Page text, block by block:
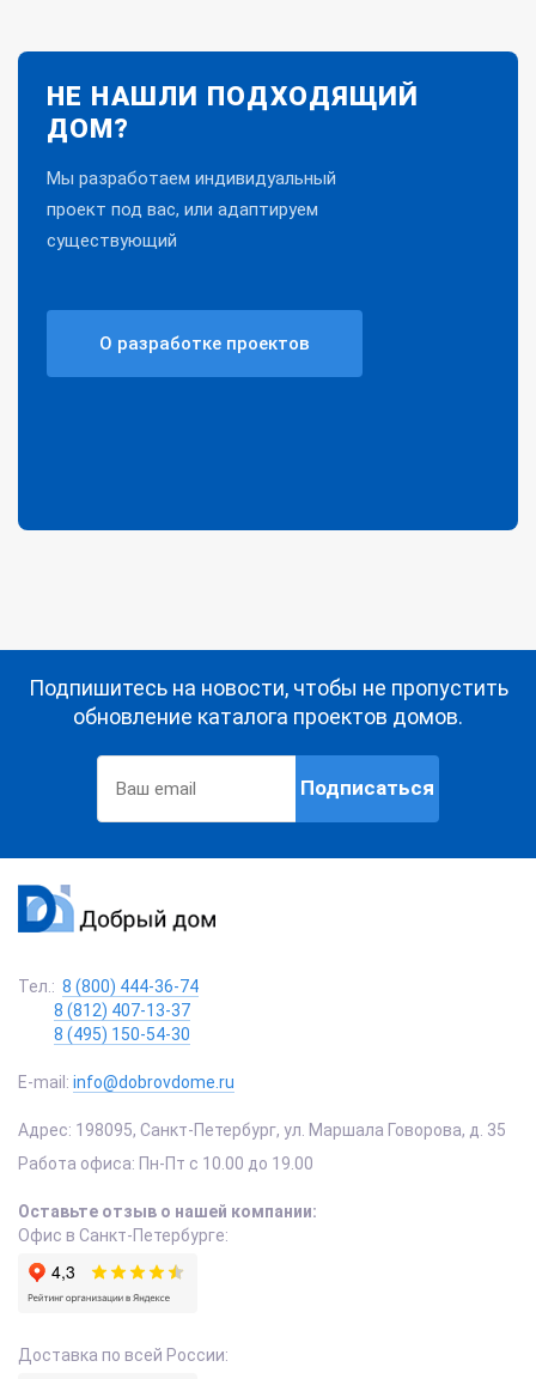
НЕ НАШЛИ ПОДХОДЯЩИЙ
ДОМ?
Мы разработаем индивидуальный
проект под вас, или адаптируем
существующий
О разработке проектов
Подпишитесь на новости, чтобы не пропустить
обновление каталога проектов домов.
Подписаться
Тел.: 8 (800) 444-36-74
8 (812) 407-13-37
8 (495) 150-54-30
E-mail: info@dobrovdome.ru
Адрес: 198095, Санкт-Петербург, ул. Маршала Говорова, д. 35
Работа офиса: Пн-Пт с 10.00 до 19.00
Оставьте отзыв о нашей компании:
Офис в Санкт-Петербурге:
Доставка по всей России: